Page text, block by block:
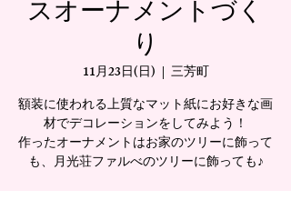
スオーナメントづく
り
11月23日(日)
  |
三芳町
額装に使われる上質なマット紙にお好きな画
材でデコレーションをしてみよう！
作ったオーナメントはお家のツリーに飾って
も、月光荘ファルべのツリーに飾っても♪